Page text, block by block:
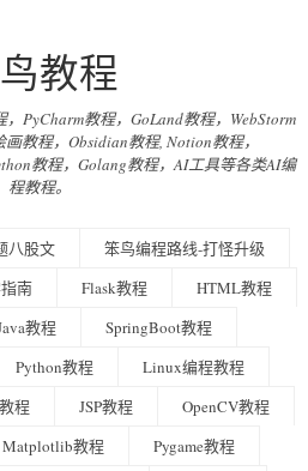
教程
PyCharm教程，GoLand教程，WebStorm
教程，Obsidian教程, Notion教程，
教程，Golang教程，AI工具等各类AI编
程教程。
八股文
笨鸟编程路线-打怪升级
南 Flask教程
HTML教程
教程
SpringBoot教程
Python教程
Linux编程教程
程 JSP教程
OpenCV教程
Matplotlib教程
Pygame教程